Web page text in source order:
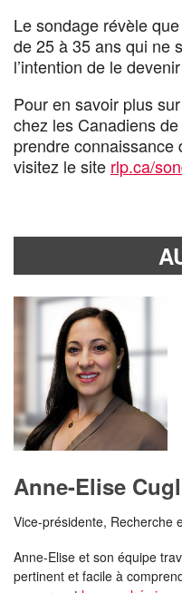
Le sondage révèle
de 25 à 35 ans qui ne
l’intention de le
Pour en savoir plus
chez les Canadiens
prendre connaissance
visitez le site rlp.ca/
Anne-Elise
Vice-présidente, Recherche
Anne-Elise et son équipe
pertinent et facile à